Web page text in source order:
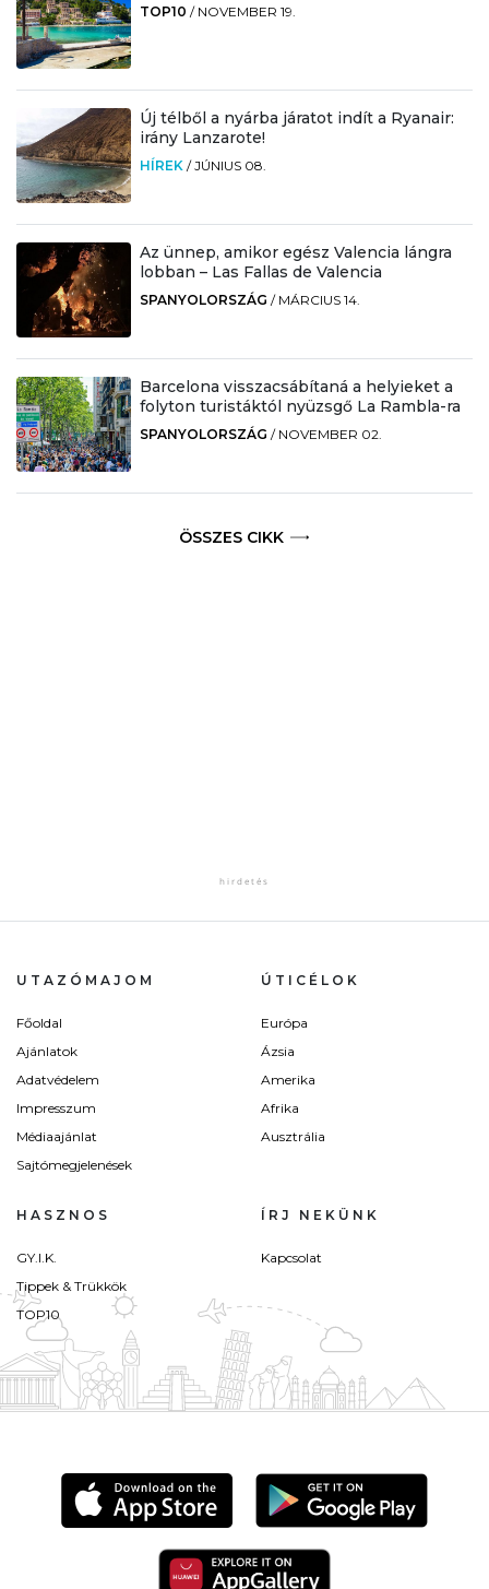
TOP10 / NOVEMBER 19.
Új télből a nyárba járatot indít a Ryanair:
irány Lanzarote!
HÍREK /JÚNIUS 08.
Az ünnep, amikor egész Valencia lángra
lobban – Las Fallas de Valencia
SPANYOLORSZÁG / MÁRCIUS 14.
Barcelona visszacsábítaná a helyieket a
folyton turistáktól nyüzsgő La Rambla-ra
SPANYOLORSZÁG / NOVEMBER 02.
ÖSSZES CIKK
UTAZÓMAJOM
Főoldal
Ajánlatok
Adatvédelem
Impresszum
Médiaajánlat
Sajtómegjelenések
ÚTICÉLOK
Európa
Ázsia
Amerika
Afrika
Ausztrália
HASZNOS
GY.I.K.
Tippek & Trükkök
TOP10
ÍRJ NEKÜNK
Kapcsolat